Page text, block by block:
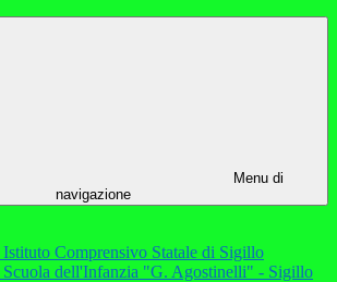
Menu di
navigazione
Comprensivo Statale di Sigillo
Scuola dell'Infanzia "G. Agostinelli" - Sigillo